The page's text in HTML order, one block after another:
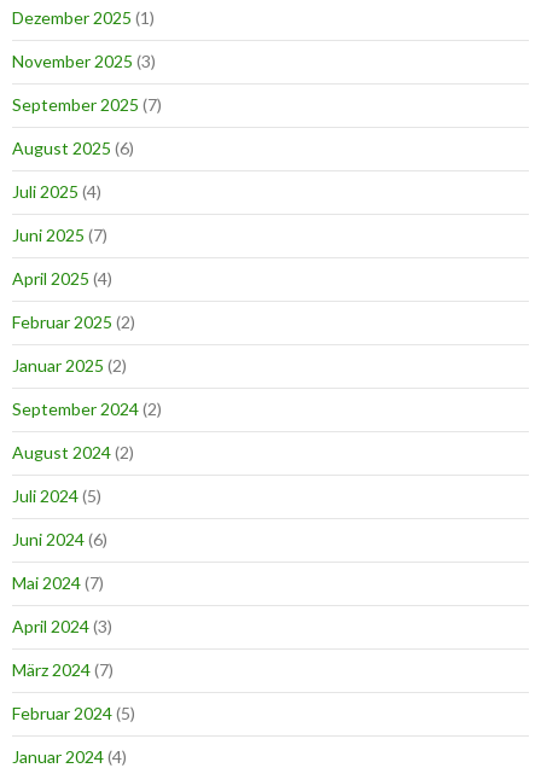
Dezember 2025 (1)
November 2025 (3)
September 2025 (7)
August 2025 (6)
Juli 2025 (4)
Juni 2025 (7)
April 2025 (4)
Februar 2025 (2)
Januar 2025 (2)
September 2024(2)
August 2024(2)
Juli 2024(5)
Juni 2024(6)
Mai 2024(7)
April 2024(3)
März 2024(7)
Februar 2024(5)
Januar 2024(4)